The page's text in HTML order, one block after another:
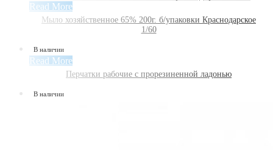
Read More
Мыло хозяйственное 65% 200г. б/упаковки Краснодарское
1/60
В наличии
Read More
Перчатки рабочие с прорезиненной ладонью
В наличии